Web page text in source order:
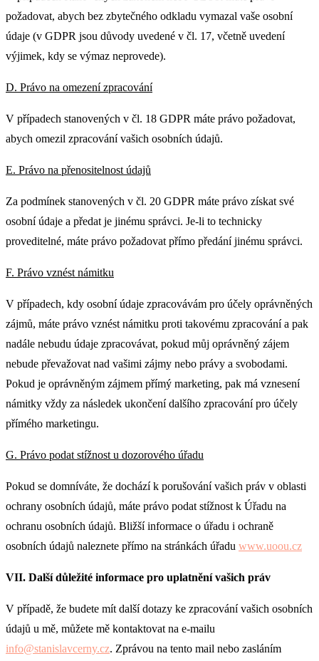
požadovat, abych bez zbytečného odkladu vymazal vaše osobní
údaje (v GDPR jsou důvody uvedené v čl. 17, včetně uvedení
výjimek, kdy se výmaz neprovede).
D. Právo na omezení zpracování
V případech stanovených v čl. 18 GDPR máte právo požadovat,
abych omezil zpracování vašich osobních údajů.
E. Právo na přenositelnost údajů
Za podmínek stanovených v čl. 20 GDPR máte právo získat své
osobní údaje a předat je jinému správci. Je-li to technicky
proveditelné, máte právo požadovat přímo předání jinému správci.
F. Právo vznést námitku
V případech, kdy osobní údaje zpracovávám pro účely oprávněných
zájmů, máte právo vznést námitku proti takovému zpracování a pak
nadále nebudu údaje zpracovávat, pokud můj oprávněný zájem
nebude převažovat nad vašimi zájmy nebo právy a svobodami.
Pokud je oprávněným zájmem přímý marketing, pak má vznesení
námitky vždy za následek ukončení dalšího zpracování pro účely
přímého marketingu.
G. Právo podat stížnost u dozorového úřadu
Pokud se domníváte, že dochází k porušování vašich práv v oblasti
ochrany osobních údajů, máte právo podat stížnost k Úřadu na
ochranu osobních údajů. Bližší informace o úřadu i ochraně
osobních údajů naleznete přímo na stránkách úřadu www.uoou.cz
VII. Další důležité informace pro uplatnění vašich práv
V případě, že budete mít další dotazy ke zpracování vašich osobních
údajů u mě, můžete mě kontaktovat na e-mailu
info@stanislavcerny.cz. Zprávou na tento mail nebo zasláním